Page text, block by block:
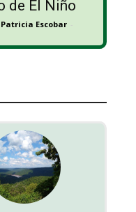
de El Niño
Patricia Escobar -